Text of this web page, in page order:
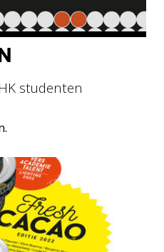
studenten